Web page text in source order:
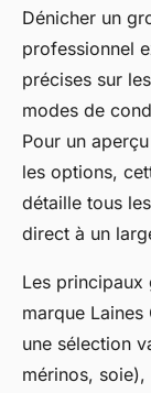
Dénicher un
professionnel
précises sur
modes de
Pour un
les options,
détaille tous
direct à un
Les principaux
marque
une sélection
mérinos,